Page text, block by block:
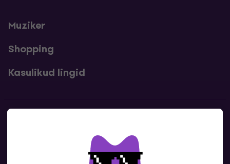
Muziker
Shopping
Kasulikud lingid
Kontaktandmed